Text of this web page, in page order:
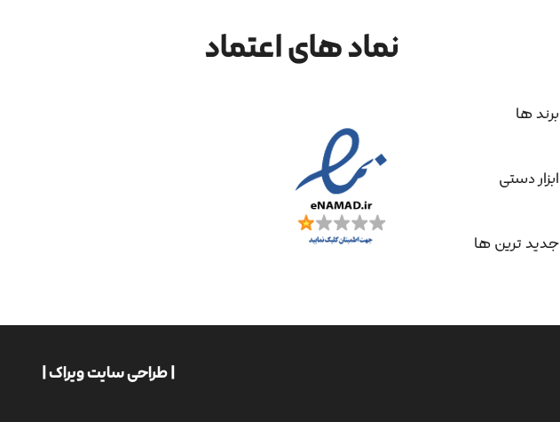
برند ها
ابزار دستی
جدید ترین ها
نماد های اعتماد
| طراحی سایت ویراک |